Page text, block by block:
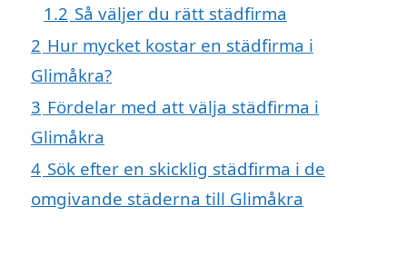
1.2 Så väljer du rätt städfirma
2 Hur mycket kostar en städfirma i
Glimåkra?
3 Fördelar med att välja städfirma i
Glimåkra
4 Sök efter en skicklig städfirma i de
omgivande städerna till Glimåkra